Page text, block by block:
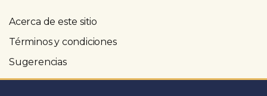
Acerca de este sitio
Términos y condiciones
Sugerencias